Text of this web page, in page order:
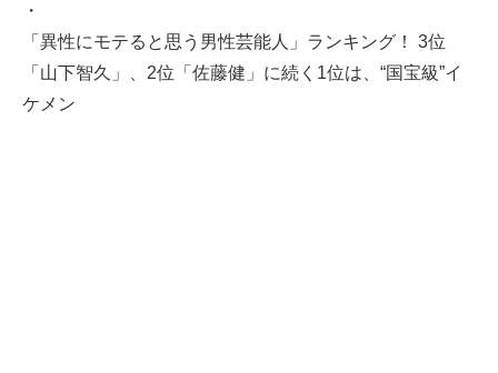
・
「異性にモテると思う男性芸能人」ランキング！ 3位
「山下智久」、2位「佐藤健」に続く1位は、“国宝級”イ
ケメン